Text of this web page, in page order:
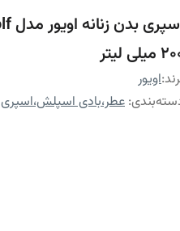
لیتر
اویور
: عطر،بادی اسپلش،اسپری